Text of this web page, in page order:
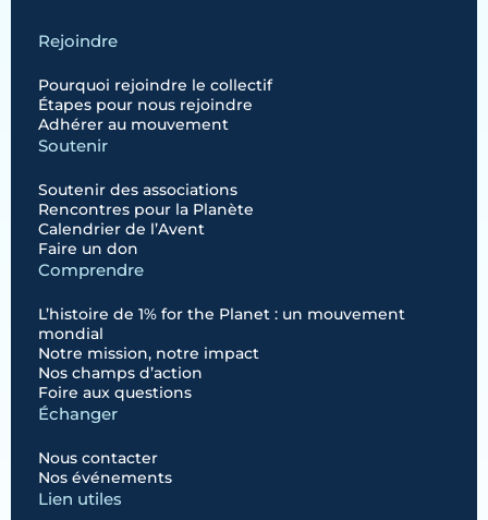
Rejoindre
Pourquoi rejoindre le collectif
Étapes pour nous rejoindre
Adhérer au mouvement
Soutenir
Soutenir des associations
Rencontres pour la Planète
Calendrier de l’Avent
Faire un don
Comprendre
L’histoire de 1% for the Planet : un mouvement
mondial
Notre mission, notre impact
Nos champs d’action
Foire aux questions
Échanger
Nous contacter
Nos événements
Lien utiles